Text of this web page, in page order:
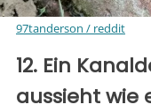
97tanderson / reddit
12. Ein
aussieht wie